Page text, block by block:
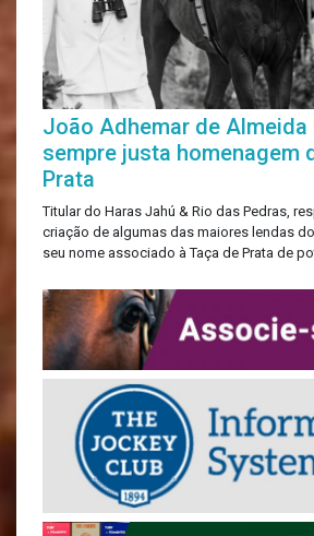
João Adhemar de Almeida
sempre justa homenagem
Prata
Titular do Haras Jahú & Rio das Pedras,
criação de algumas das maiores lendas
seu nome associado à Taça de Prata de